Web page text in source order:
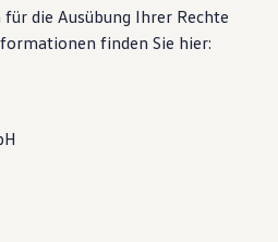
die Ausübung Ihrer Rechte
finden Sie hier: